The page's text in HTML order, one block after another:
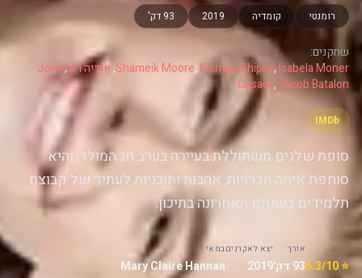
רומנטי קומדיה 2019 93 דק'
שחקנים:
Shameik Moore, Kiernan Shipka,Isabela Moner
,אודיה רש,
Joan
Cusack, Jacob Batalon
IMDb
סופת שלגים משתוללת בעיירה בערב חג המולד, והיא
סוחפת איתה חברויות, אהבות ותוכניות לעתיד של קבוצת
תלמידים בשנתם האחרונה בתיכון.
דירוג
⭐ 6.3/10
אורך
93 דק'
יצא לאקרנים
2019
במאי
Mary Claire Hannan